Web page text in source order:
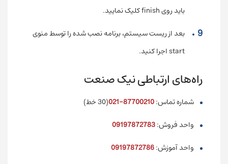
باید روی finish کلیک نمایید.
بعد از ریست سیستم، برنامه نصب شده را توسط منوی
start اجرا کنید.
راه‌های ارتباطی نیک صنعت
شماره تماس:87700210-021
(30 خط)
واحد فروش:09197872783
واحد آموزش:09197872786